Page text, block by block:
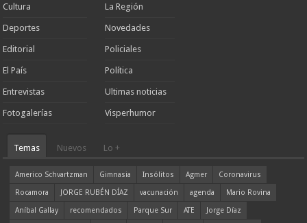
Cultura
Deportes
Editorial
El País
Entrevistas
Fotogalerías
La Región
Novedades
Policiales
Política
Ultimas noticias
Visperhumor
Temas Nuevos Lo +
Americo Schvartzman Gimnasia Insólitos Agmer
Coronavirus
Rocamora
JORGE RUBÉN DÍAZ vacunación agenda
Mario Rovina
Aníbal Gallay
recomendados Parque Sur ATE
Jorge Díaz